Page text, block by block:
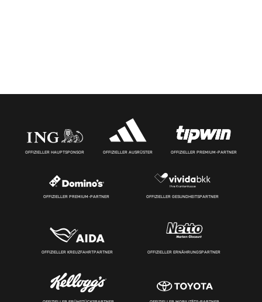
OFFIZIELLER HAUPTSPONSOR OFFIZIELLER AUSRÜSTER OFFIZIELLER PREMIUM-PARTNER
OFFIZIELLER PREMIUM-PARTNER OFFIZIELLER GESUNDHEITSPARTNER
OFFIZIELLER KREUZFAHRTPARTNER OFFIZIELLER ERNÄHRUNGSPARTNER